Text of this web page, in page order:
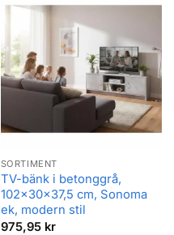
SORTIMENT
TV-bänk i betonggrå,
102x30x37,5 cm, Sonoma
ek, modern stil
975,95 kr